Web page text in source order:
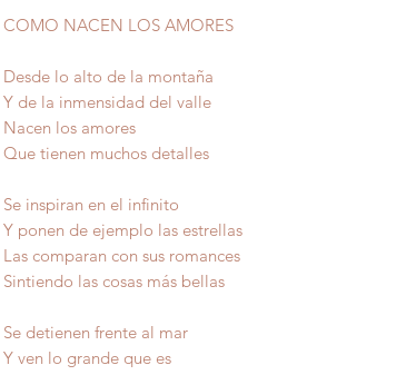
COMO NACEN LOS AMORES
Desde lo alto de la montaña
Y de la inmensidad del valle
Nacen los amores
Que tienen muchos detalles
Se inspiran en el infinito
Y ponen de ejemplo las estrellas
Las comparan con sus romances
Sintiendo las cosas más bellas
Se detienen frente al mar
Y ven lo grande que es